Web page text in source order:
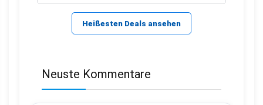
Heißesten Deals ansehen
Neuste Kommentare